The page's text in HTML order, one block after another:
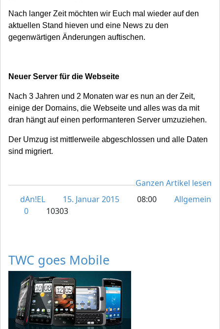
Nach langer Zeit möchten wir Euch mal wieder auf den
aktuellen Stand hieven und eine News zu den
gegenwärtigen Änderungen auftischen.
Neuer Server für die Webseite
Nach 3 Jahren und 2 Monaten war es nun an der Zeit,
einige der Domains, die Webseite und alles was da mit
dran hängt auf einen performanteren Server umzuziehen.
Der Umzug ist mittlerweile abgeschlossen und alle Daten
sind migriert.
Ganzen Artikel lesen
dAn!EL
15. Januar 2015 08:00
Allgemein
0
10303
TWC goes Mobile